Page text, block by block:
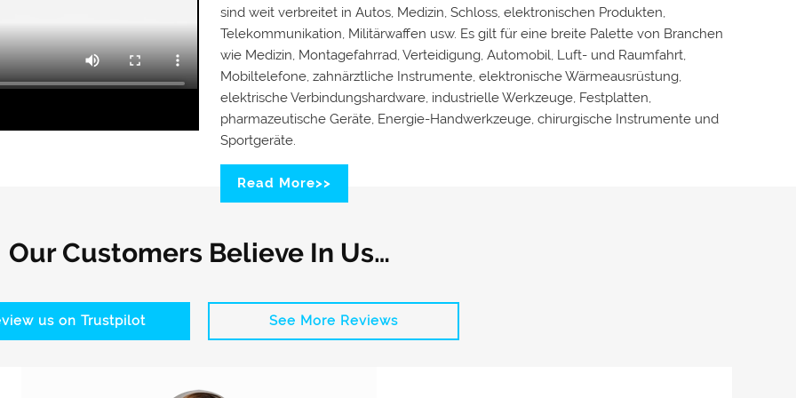
sind weit verbreitet in Autos, Medizin, Schloss, elektronischen Produkten,
Telekommunikation, Militärwaffen usw. Es gilt für eine breite Palette von Branchen
wie Medizin, Montagefahrrad, Verteidigung, Automobil, Luft- und Raumfahrt,
Mobiltelefone, zahnärztliche Instrumente, elektronische Wärmeausrüstung,
elektrische Verbindungshardware, industrielle Werkzeuge, Festplatten,
pharmazeutische Geräte, Energie-Handwerkzeuge, chirurgische Instrumente und
Sportgeräte.
Read More>>
Our Customers Believe In Us…
us on Trustpilot See More Reviews